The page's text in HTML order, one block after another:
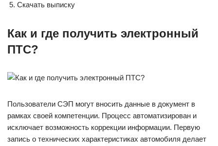
Скачать выписку
Как и где получить электронный
ПТС?
Пользователи СЭП могут вносить данные в документ в
рамках своей компетенции. Процесс автоматизирован и
исключает возможность коррекции информации. Первую
запись о технических характеристиках автомобиля делает